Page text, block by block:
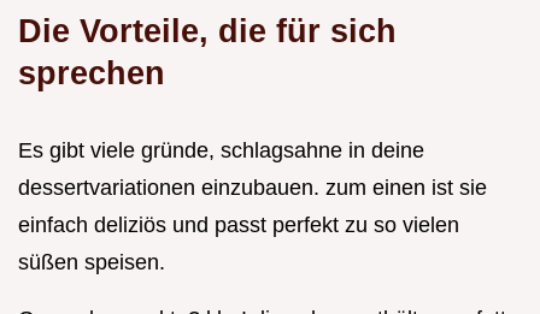
Die Vorteile, die für sich
sprechen
Es gibt viele gründe, schlagsahne in deine
dessertvariationen einzubauen. zum einen ist sie
einfach deliziös und passt perfekt zu so vielen
süßen speisen.